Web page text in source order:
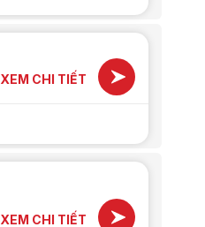
XEM CHI TIẾT
XEM CHI TIẾT